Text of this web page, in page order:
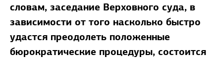
словам, заседание Верховного суда, в
зависимости от того насколько быстро
удастся преодолеть положенные
бюрократические процедуры, состоится